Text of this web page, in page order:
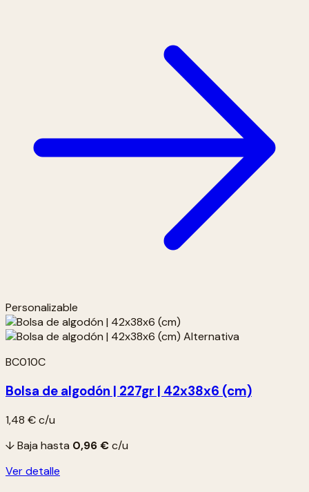
Personalizable
BC010C
Bolsa de algodón | 227gr | 42x38x6 (cm)
1,48 €c/u
↓ Baja hasta 0,96 €c/u
Ver detalle